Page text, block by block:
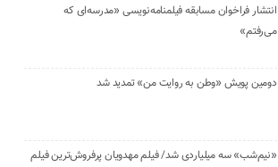
انتشار فراخوان مسابقه فیلمنامه‌نویسی «مدرسه‌ای که
می‌رفتم»
دومین پویش «وطن به روایت من» تمدید شد
«نیم‌شب» سه میلیاردی شد/ فیلم مهدویان پرفروش‌ترین فیلم